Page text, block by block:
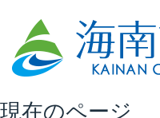
現在のページ